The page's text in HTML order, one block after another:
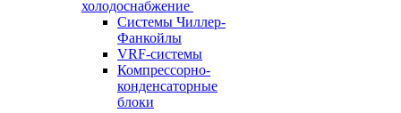
холодоснабжение
Системы Чиллер-
Фанкойлы
VRF-системы
Компрессорно-
конденсаторные
блоки